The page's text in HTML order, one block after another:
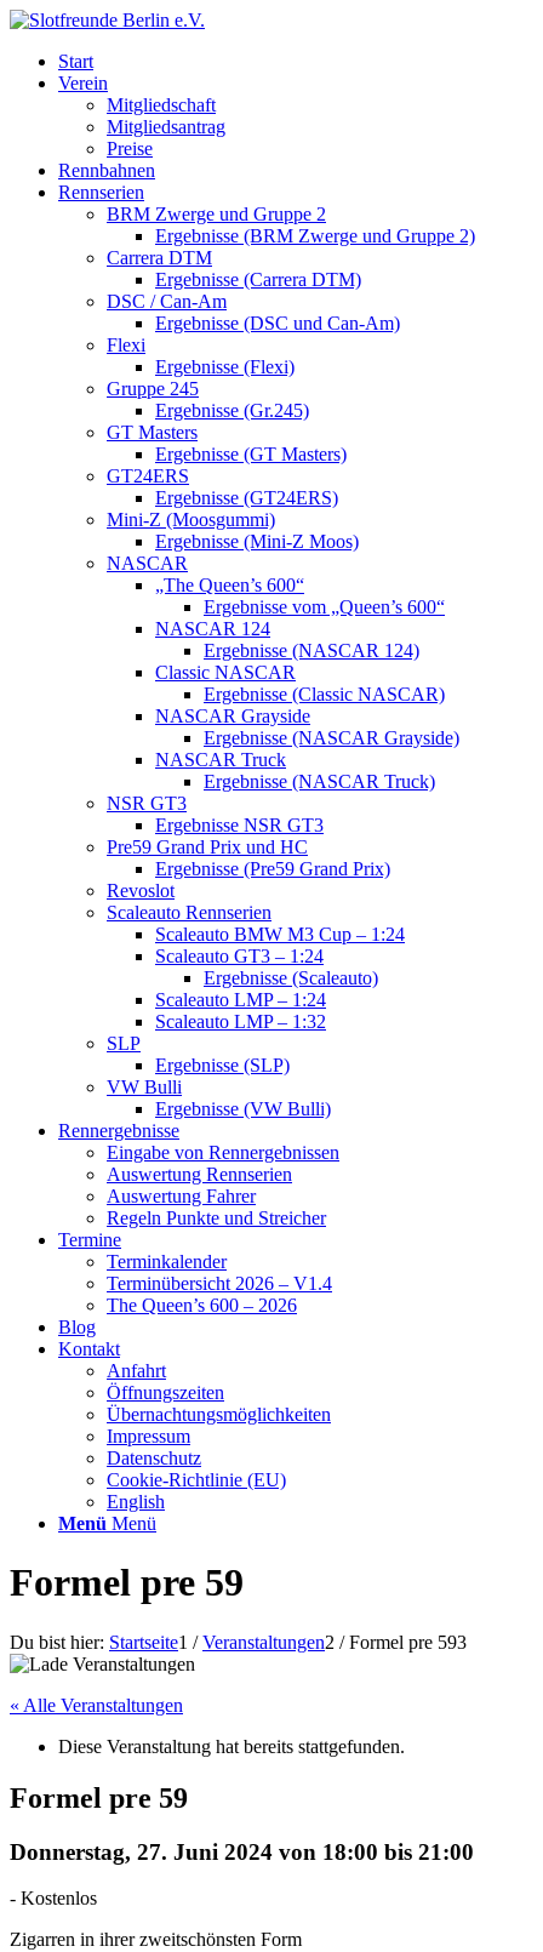
Start
Verein
Mitgliedschaft
Mitgliedsantrag
Preise
Rennbahnen
Rennserien
BRM Zwerge und Gruppe 2
Ergebnisse (BRM Zwerge und Gruppe 2)
Carrera DTM
Ergebnisse (Carrera DTM)
DSC / Can-Am
Ergebnisse (DSC und Can-Am)
Flexi
Ergebnisse (Flexi)
Gruppe 245
Ergebnisse (Gr.245)
GT Masters
Ergebnisse (GT Masters)
GT24ERS
Ergebnisse (GT24ERS)
Mini-Z (Moosgummi)
Ergebnisse (Mini-Z Moos)
NASCAR
„The Queen’s 600“
Ergebnisse vom „Queen’s 600“
NASCAR 124
Ergebnisse (NASCAR 124)
Classic NASCAR
Ergebnisse (Classic NASCAR)
NASCAR Grayside
Ergebnisse (NASCAR Grayside)
NASCAR Truck
Ergebnisse (NASCAR Truck)
NSR GT3
Ergebnisse NSR GT3
Pre59 Grand Prix und HC
Ergebnisse (Pre59 Grand Prix)
Revoslot
Scaleauto Rennserien
Scaleauto BMW M3 Cup – 1:24
Scaleauto GT3 – 1:24
Ergebnisse (Scaleauto)
Scaleauto LMP – 1:24
Scaleauto LMP – 1:32
SLP
Ergebnisse (SLP)
VW Bulli
Ergebnisse (VW Bulli)
Rennergebnisse
Eingabe von Rennergebnissen
Auswertung Rennserien
Auswertung Fahrer
Regeln Punkte und Streicher
Termine
Terminkalender
Terminübersicht 2026 – V1.4
The Queen’s 600 – 2026
Blog
Kontakt
Anfahrt
Öffnungszeiten
Übernachtungsmöglichkeiten
Impressum
Datenschutz
Cookie-Richtlinie (EU)
English
Menü Menü
Formel pre 59
Du bist hier: Startseite1 / Veranstaltungen2 / Formel pre 593
« Alle Veranstaltungen
Diese Veranstaltung hat bereits stattgefunden.
Formel pre 59
Donnerstag, 27. Juni 2024 von 18:00 bis 21:00
- Kostenlos
Zigarren in ihrer zweitschönsten Form